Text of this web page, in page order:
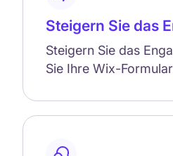
Steigern Sie das
Steigern Sie das
Sie Ihre Wix-